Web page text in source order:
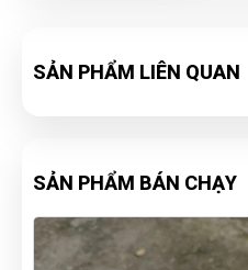
SẢN PHẨM LIÊN QUAN
SẢN PHẨM BÁN CHẠY